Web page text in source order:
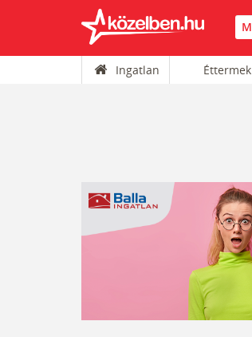
Ingatlan Éttermek